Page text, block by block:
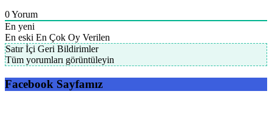
0Yorum
En yeni
En eski En Çok Oy Verilen
Satır İçi Geri Bildirimler
Tüm yorumları görüntüleyin
Facebook Sayfamız